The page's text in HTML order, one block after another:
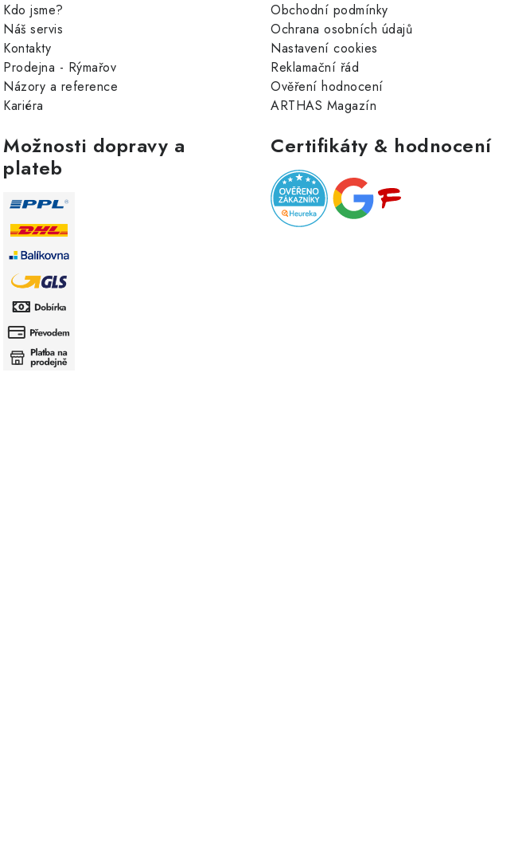
Kdo jsme?
Náš servis
Kontakty
Prodejna - Rýmařov
Názory a reference
Kariéra
Obchodní podmínky
Ochrana osobních údajů
Nastavení cookies
Reklamační řád
Ověření hodnocení
ARTHAS Magazín
Možnosti dopravy a
plateb
Certifikáty & hodnocení